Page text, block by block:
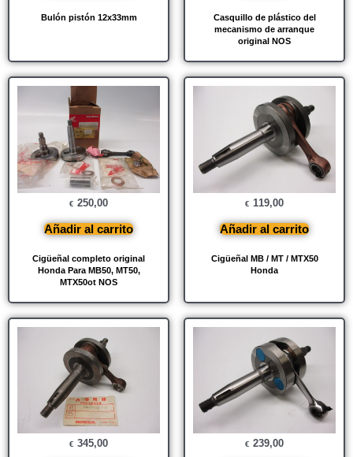
Bulón pistón 12x33mm
Casquillo de plástico del
mecanismo de arranque
original NOS
Cigüeñal completo original
Honda Para MB50, MT50,
MTX50ot NOS
€ 250,00
Añadir al carrito
Cigüeñal MB / MT / MTX50
Honda
€ 119,00
Añadir al carrito
€ 345,00 € 239,00